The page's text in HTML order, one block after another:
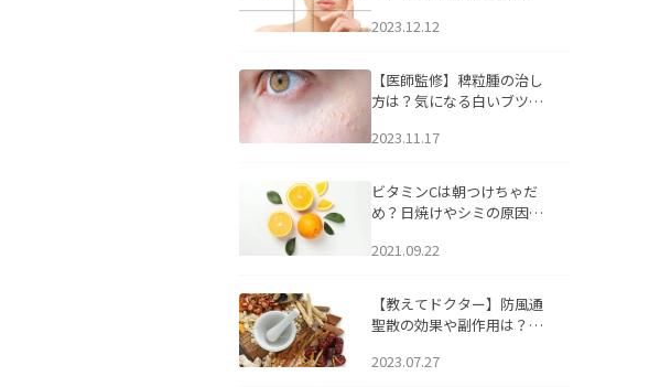
2023.12.12
【医師監修】稗粒腫の治し
方は？気になる白いブツブ
アについて
2023.11.17
ビタミンCは朝つけちゃだ
め？日焼けやシミの原因に
2021.09.22
【教えてドクター】防風通
聖散の効果や副作用は？長
2023.07.27